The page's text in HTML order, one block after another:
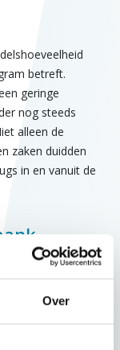
Over
betreft.
geringe
nog steeds
alleen de
zaken duidden
in en vanuit de
harddrugs en de
nakoming van de
De